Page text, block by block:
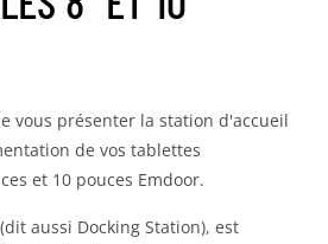
vous présenter la station d'accueil
de vos tablettes
et 10 pouces Emdoor.
aussi Docking Station), est